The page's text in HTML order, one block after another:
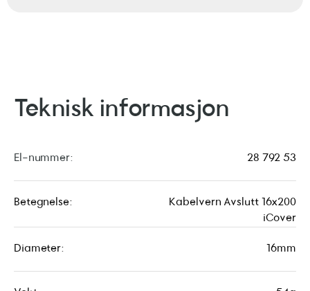
Teknisk informasjon
El-nummer: 28 792 53
Betegnelse:
Kabelvern Avslutt 16x200
iCover
Diameter: 16mm